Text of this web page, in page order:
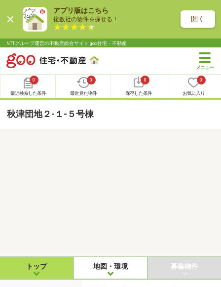
アプリ版はこちら
複数社の物件を探せる！ 開く
NTTグループ運営の不動産総合サイト goo住宅・不動産
0
最近検索した条件
0
最近見た物件
0
保存した条件
0
お気に入り
秋津団地２-１-５号棟
トップ 地図・環境 募集物件